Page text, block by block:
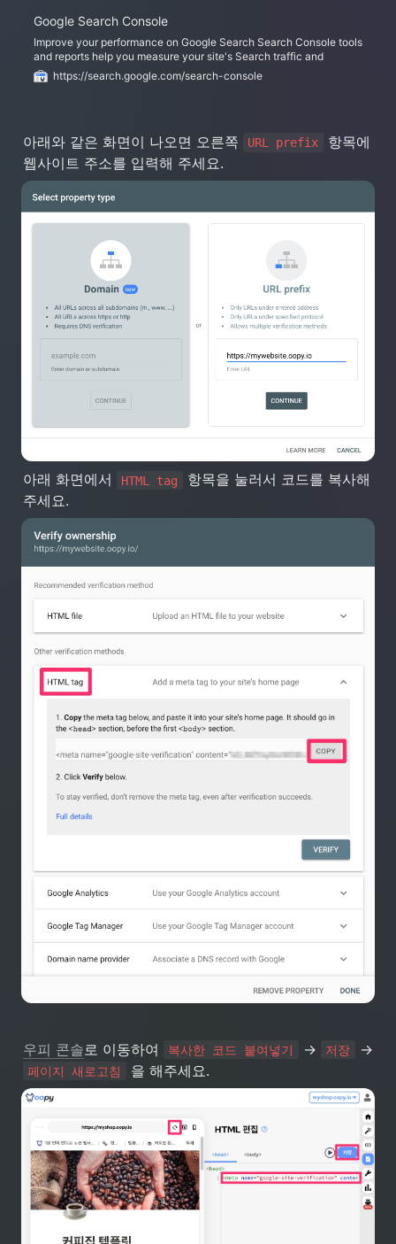
Google Search Console
Improve your performance on Google Search Search Console tools
and reports help you measure your site's Search traffic and
performance, fix issues, and make your site shine in Google Search
results Improve your performance on Google Search Search
appearance on Google and increase organic traffic to your website
Optimize and enhance your site: Monitor, test, and track your AMP
pages with Search Console tools and reports.
https://search.google.com/search-console
아래와 같은 화면이 나오면 오른쪽 URL prefix
항목에
웹사이트 주소를 입력해 주세요.
아래 화면에서 HTML tag
항목을 눌러서 코드를 복사해
주세요.
우피 콘솔 로 이동하여 복사한 코드 붙여넣기 → 저장
페이지 새로고침 을 해주세요.